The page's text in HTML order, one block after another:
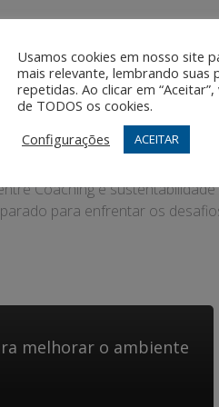
2024, espera-se uma maior
de um mundo mais
cada vez mais urgente, o
Coaching e
para enfrentar os
melhorar o ambiente
Usamos cookies em nosso site
mais relevante, lembrando suas
repetidas. Ao clicar em
de TODOS os cookies.
Configurações
ACEITAR